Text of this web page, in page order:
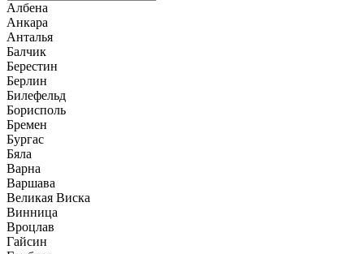
Албена
Анкара
Анталья
Балчик
Берестин
Берлин
Билефельд
Борисполь
Бремен
Бургас
Бяла
Варна
Варшава
Великая Виска
Винница
Вроцлав
Гайсин